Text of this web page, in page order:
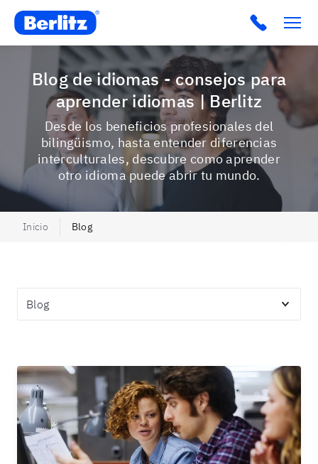
Berlitz Ecuador Click to
Blog de idiomas - consejos para
aprender idiomas | Berlitz
Desde los beneficios profesionales del
bilingüismo, hasta entender diferencias
interculturales, descubre como aprender
otro idioma puede abrir tu mundo.
Inicio Blog